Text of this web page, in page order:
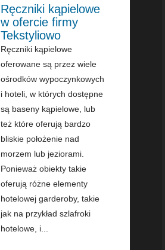
Ręczniki kąpielowe
w ofercie firmy
Tekstyliowo
Ręczniki kąpielowe
oferowane są przez wiele
ośrodków wypoczynkowych
i hoteli, w których dostępne
są baseny kąpielowe, lub
też które oferują bardzo
bliskie położenie nad
morzem lub jeziorami.
Ponieważ obiekty takie
oferują różne elementy
hotelowej garderoby, takie
jak na przykład szlafroki
hotelowe, i...